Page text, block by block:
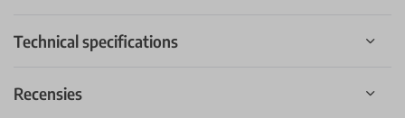
Technical specifications
Recensies